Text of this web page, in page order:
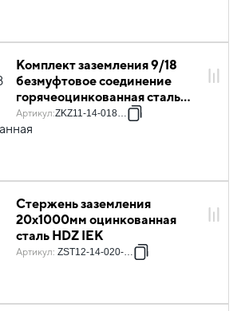
Комплект заземления 9/18
безмуфтовое соединение
горячеоцинкованная сталь
IEK
Артикул:ZKZ11-14-018-09
Стержень заземления
20х1000мм оцинкованная
сталь HDZ IEK
Артикул: ZST12-14-020-000